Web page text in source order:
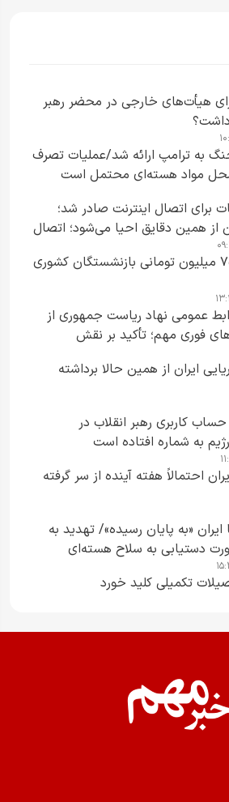
هیأت‌های خارجی در محضر رهبر
به ترامپ ارائه شد/عملیات تصرف
مواد هسته‌ای محتمل است
برای اتصال اینترنت صادر شد؛
از همین دقایق احیا می‌شود؛ اتصال
آغاز ثبت‌نام وام ۷۵ میلیون تومانی بازنشستگان کشوری
عمومی نهاد ریاست جمهوری از
فوری مهم؛ تأکید بر نقش
مسئول در ارتقای آگاهی عمومی
ایران از همین حالا برداشته
کاربری رهبر انقلاب در
به شماره افتاده است​
احتمالاً هفته آینده از سر گرفته
«به پایان رسیده»/ تهدید به
دستیابی به سلاح هسته‌ای
تکمیلی کلید خورد